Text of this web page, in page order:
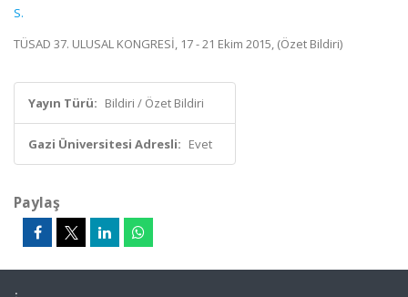
S.
TÜSAD 37. ULUSAL KONGRESİ, 17 - 21 Ekim 2015, (Özet Bildiri)
Yayın Türü: Bildiri / Özet Bildiri
Gazi Üniversitesi Adresli: Evet
Paylaş